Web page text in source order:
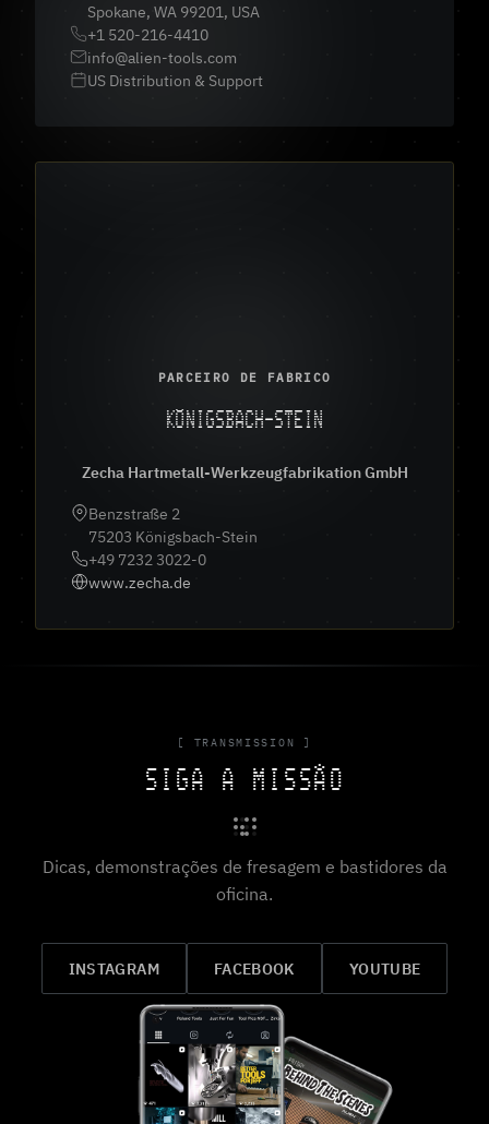
Spokane, WA 99201, USA
+1 520-216-4410
info@alien-tools.com
US Distribution & Support
PARCEIRO DE FABRICO
KÖNIGSBACH-STEIN
Zecha Hartmetall-Werkzeugfabrikation GmbH
Benzstraße 2
75203 Königsbach-Stein
+49 7232 3022-0
www.zecha.de
[ TRANSMISSION ]
SIGA A MISSÃO
Dicas, demonstrações de fresagem e bastidores da
oficina.
INSTAGRAM FACEBOOK YOUTUBE